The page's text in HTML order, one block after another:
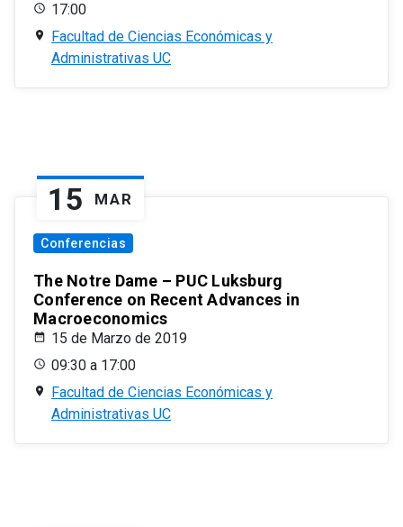
17:00
Facultad de Ciencias Económicas y
Administrativas UC
15 MAR
Conferencias
The Notre Dame – PUC Luksburg
Conference on Recent Advances in
Macroeconomics
15 de Marzo de 2019
09:30 a 17:00
Facultad de Ciencias Económicas y
Administrativas UC